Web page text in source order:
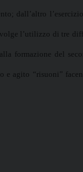
dall’altro
l’utilizzo di tre
formazione del
e agito “risuoni”